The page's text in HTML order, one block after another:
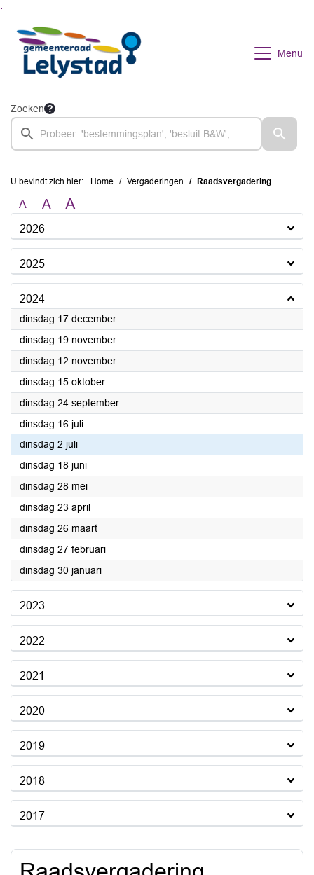
Menu
Zoeken
U bevindt zich hier: Home Vergaderingen Raadsvergadering
A A A
2026
2025
2024
dinsdag 17 december2024
dinsdag 19 november2024
dinsdag 12 november2024
dinsdag 15 oktober2024
dinsdag 24 september2024
dinsdag 16 juli2024
dinsdag 2 juli2024
dinsdag 18 juni2024
dinsdag 28 mei2024
dinsdag 23 april2024
dinsdag 26 maart2024
dinsdag 27 februari2024
dinsdag 30 januari2024
2023
2022
2021
2020
2019
2018
2017